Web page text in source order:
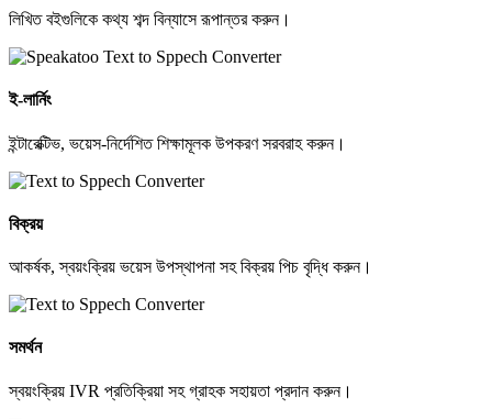
লিখিত বইগুলিকে কথ্য শব্দ বিন্যাসে রূপান্তর করুন।
ই-লার্নিং
ইন্টারেক্টিভ, ভয়েস-নির্দেশিত শিক্ষামূলক উপকরণ সরবরাহ করুন।
বিক্রয়
আকর্ষক, স্বয়ংক্রিয় ভয়েস উপস্থাপনা সহ বিক্রয় পিচ বৃদ্ধি করুন।
সমর্থন
স্বয়ংক্রিয় IVR প্রতিক্রিয়া সহ গ্রাহক সহায়তা প্রদান করুন।